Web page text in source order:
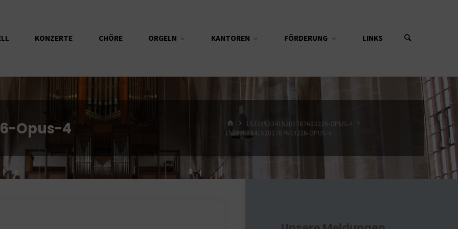
KONZERTE CHÖRE ORGELN KANTOREN FÖRDERUNG LINKS
Opus-4 START15228523415201787603226-OPUS-4
15228523415201787603226-OPUS-4